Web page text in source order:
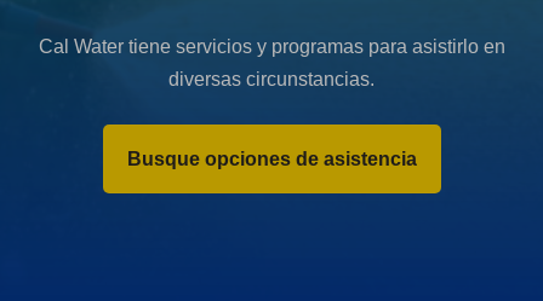
Cal Water tiene servicios y programas para asistirlo en
diversas circunstancias.
Busque opciones de asistencia